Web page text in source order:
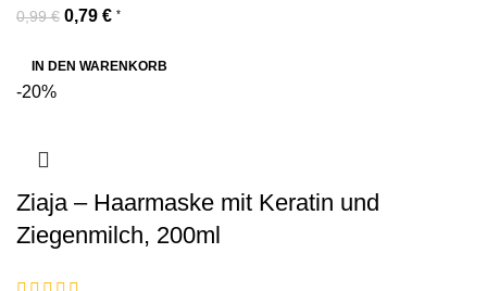
0,99€ 0,79 € *
IN DEN WARENKORB
-20%
Ziaja – Haarmaske mit Keratin und
Ziegenmilch, 200ml